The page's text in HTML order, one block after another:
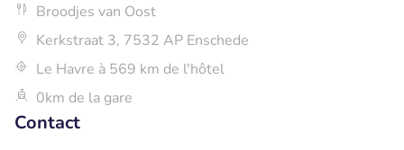
Broodjes van Oost
Kerkstraat 3, 7532 AP Enschede
Le Havre à 569 km de l'hôtel
0km de la gare
Contact